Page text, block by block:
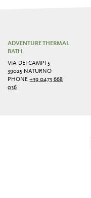
ADVENTURE THERMAL
BATH
VIA DEI CAMPI 5
39025 NATURNO
PHONE+39 0473 668
036